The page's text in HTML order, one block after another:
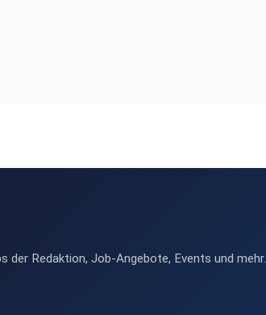
der Redaktion, Job-Angebote, Events und mehr.